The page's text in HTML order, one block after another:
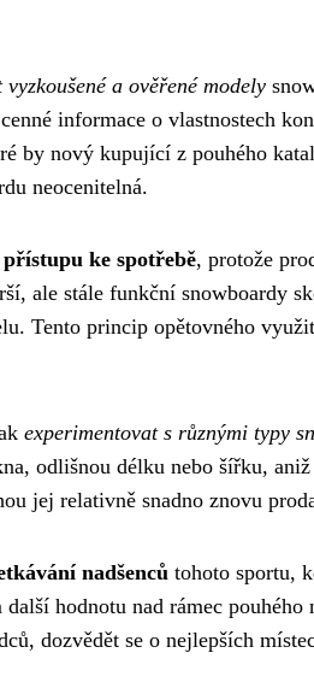
a ověřené modely
informace o vlastnostech
by nový kupující z pouhého
neocenitelná.
ke spotřebě, protože
ale stále funkční snowboardy
Tento princip opětovného
experimentovat s různými typy
odlišnou délku nebo šířku,
jej relativně snadno znovu
nadšenců tohoto sportu,
hodnotu nad rámec pouhého
dozvědět se o nejlepších